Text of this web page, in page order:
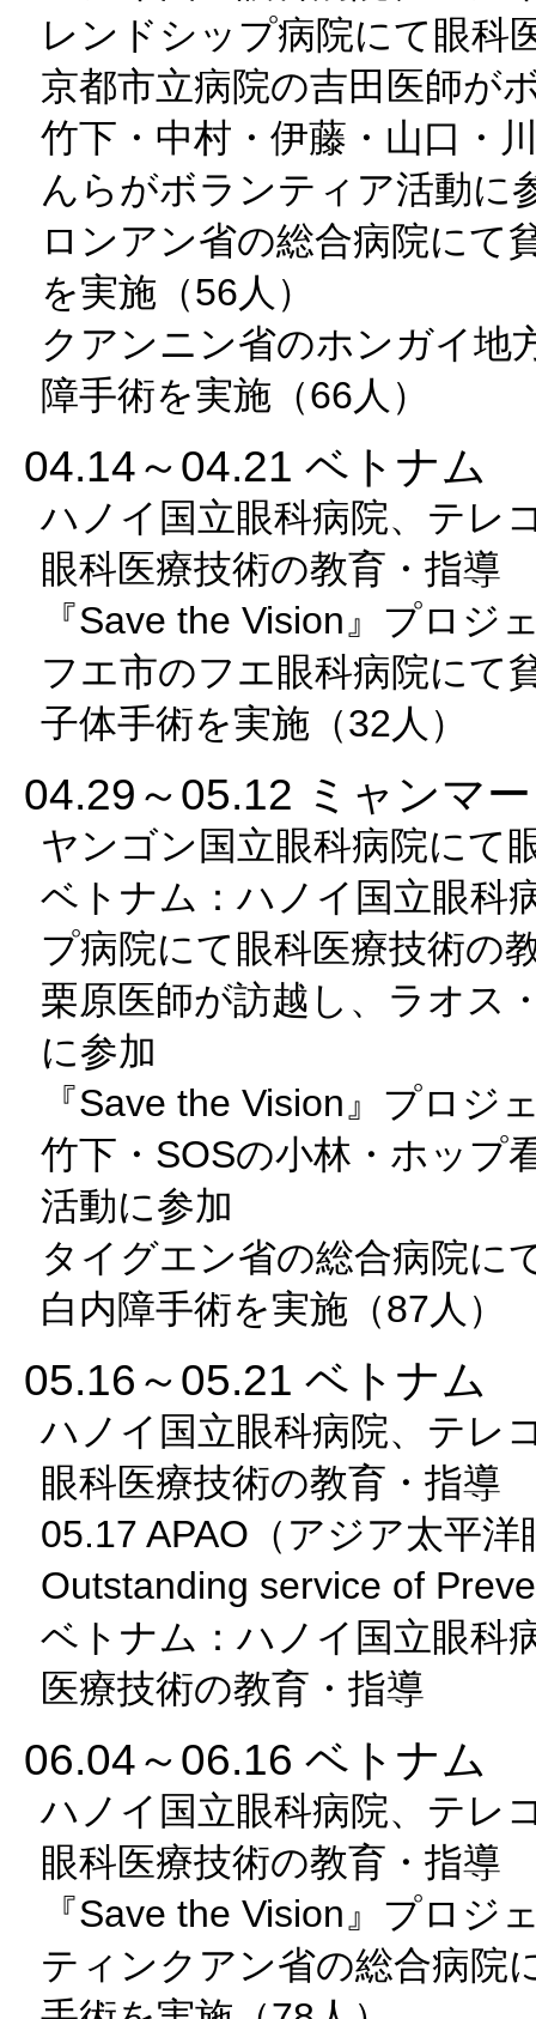
レンドシップ病院にて眼科
京都市立病院の吉田医師が
竹下・中村・伊藤・山口・
んらがボランティア活動に
ロンアン省の総合病院にて
を実施（56人）
クアンニン省のホンガイ地
障手術を実施（66人）
04.14～04.21 ベトナム
ハノイ国立眼科病院、テレ
眼科医療技術の教育・指導
『Save the Vision』プロジ
フエ市のフエ眼科病院にて
子体手術を実施（32人）
04.29～05.12 ミャンマー
ヤンゴン国立眼科病院にて
ベトナム：ハノイ国立眼科
プ病院にて眼科医療技術の
栗原医師が訪越し、ラオス
に参加
『Save the Vision』プロジ
竹下・SOSの小林・ホップ
活動に参加
タイグエン省の総合病院に
白内障手術を実施（87人）
05.16～05.21 ベトナム
ハノイ国立眼科病院、テレ
眼科医療技術の教育・指導
05.17 APAO（アジア太平
Outstanding service of
ベトナム：ハノイ国立眼科
医療技術の教育・指導
06.04～06.16 ベトナム
ハノイ国立眼科病院、テレ
眼科医療技術の教育・指導
『Save the Vision』プロジ
ティンクアン省の総合病院